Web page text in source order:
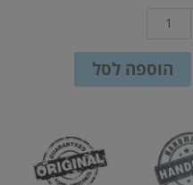
|
ירוק
וצהוב
הוספה לסל